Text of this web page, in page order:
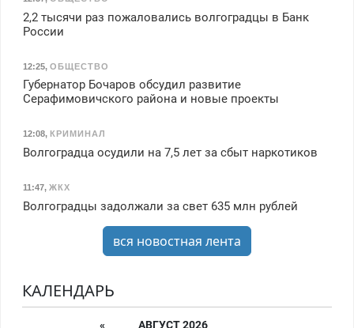
2,2 тысячи раз пожаловались волгоградцы в Банк
России
12:25, ОБЩЕСТВО
Губернатор Бочаров обсудил развитие
Серафимовичского района и новые проекты
12:08, КРИМИНАЛ
Волгоградца осудили на 7,5 лет за сбыт наркотиков
11:47, ЖКХ
Волгоградцы задолжали за свет 635 млн рублей
вся новостная лента
КАЛЕНДАРЬ
«
АВГУСТ 2026